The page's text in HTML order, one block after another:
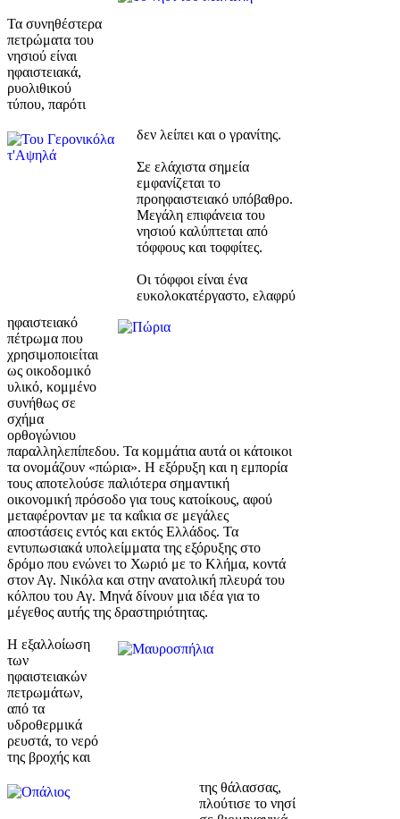
Τα συνηθέστερα
πετρώματα του
νησιού είναι
ηφαιστειακά,
ρυολιθικού
τύπου, παρότι
δεν λείπει και ο γρανίτης.
Σε ελάχιστα σημεία
εμφανίζεται το
προηφαιστειακό υπόβαθρο.
Μεγάλη επιφάνεια του
νησιού καλύπτεται από
τόφφους και τοφφίτες.
Οι τόφφοι είναι ένα
ευκολοκατέργαστο, ελαφρύ
ηφαιστειακό
πέτρωμα που
χρησιμοποιείται
ως οικοδομικό
υλικό, κομμένο
συνήθως σε
σχήμα
ορθογώνιου
παραλληλεπίπεδου. Τα κομμάτια αυτά οι κάτοικοι
τα ονομάζουν «πώρια». Η εξόρυξη και η εμπορία
τους αποτελούσε παλιότερα σημαντική
οικονομική πρόσοδο για τους κατοίκους, αφού
μεταφέρονταν με τα καΐκια σε μεγάλες
αποστάσεις εντός και εκτός Ελλάδος. Τα
εντυπωσιακά υπολείμματα της εξόρυξης στο
δρόμο που ενώνει το Χωριό με το Κλήμα, κοντά
στον Αγ. Νικόλα και στην ανατολική πλευρά του
κόλπου του Αγ. Μηνά δίνουν μια ιδέα για το
μέγεθος αυτής της δραστηριότητας.
Η εξαλλοίωση
των
ηφαιστειακών
πετρωμάτων,
από τα
υδροθερμικά
ρευστά, το νερό
της βροχής και
της θάλασσας,
πλούτισε το νησί